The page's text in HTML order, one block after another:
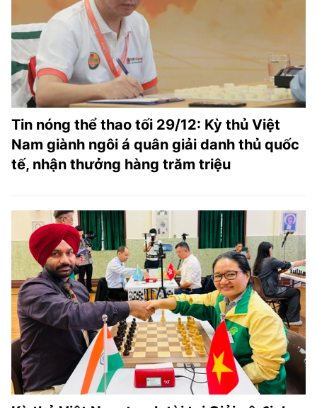
TRA CỨU PHƯỜNG XÃ
CỐNG HIẾN
BÙI XUÂN PHÁI
TIỆN ÍCH
LIÊN HỆ QUẢNG CÁO
Hotline: 0981.119.189
MẠNG XÃ HỘI
Tin nóng thể thao tối 29/12: Kỳ thủ Việt
Nam giành ngôi á quân giải danh thủ quốc
tế, nhận thưởng hàng trăm triệu